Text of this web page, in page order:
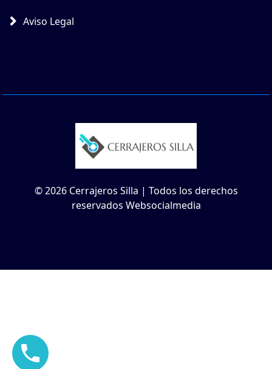
Aviso Legal
© 2026 Cerrajeros Silla | Todos los derechos
reservados Websocialmedia